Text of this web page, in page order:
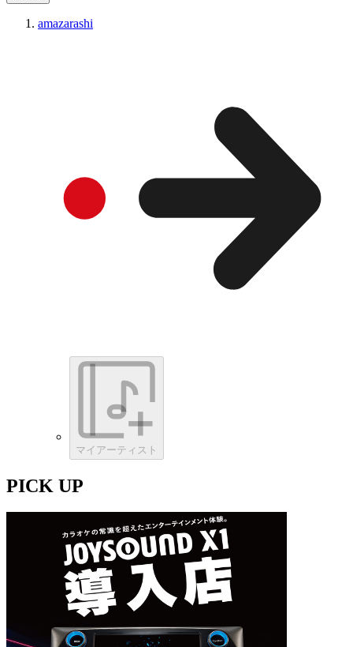
amazarashi
マイアーティスト
PICK UP